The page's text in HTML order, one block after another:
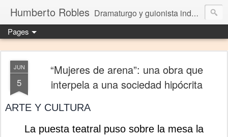
Humberto Robles Dramaturgo y guionista independiente
Pages
JUN
5
“Mujeres de arena”: una obra que
interpela a una sociedad hipócrita
ARTE Y CULTURA
La puesta teatral puso sobre la mesa la